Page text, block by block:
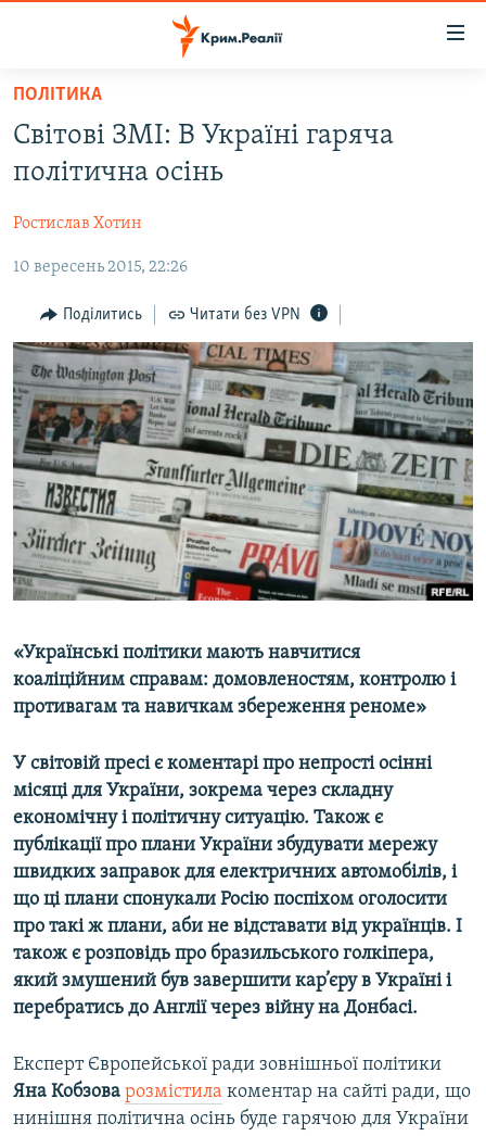
Перейти
основного
матеріалу
до
навігації
Перейти
пошуку
ПОЛІТИКА
БЛОГИ
ПОГЛЯД
ІНТЕРВ'Ю
ВСЕ ЗА ДЕНЬ
СПЕЦПРОЕКТИ
ДЕПОРТАЦІЯ
ВІДЕОУРОКИ «ELIFBE»
СВІДЧЕННЯ ОКУПАЦІЇ
УКРАЇНСЬКА ПРОБЛЕМА КРИМУ
ЯК ОБІЙТИ БЛОКУВАННЯ
Русский
Qırımtatar
ПОЛІТИКА
Світові ЗМІ: В Україні гаряча
політична осінь
Ростислав Хотин
10 вересень 2015, 22:26
Поділитись Читати без VPN
«Українські політики мають навчитися
коаліційним справам: домовленостям, контролю і
противагам та навичкам збереження реноме»
У світовій пресі є коментарі про непрості осінні
місяці для України, зокрема через складну
економічну і політичну ситуацію. Також є
публікації про плани України збудувати мережу
швидких заправок для електричних автомобілів, і
що ці плани спонукали Росію поспіхом оголосити
про такі ж плани, аби не відставати від українців. І
також є розповідь про бразильського голкіпера,
який змушений був завершити кар’єру в Україні і
перебратись до Англії через війну на Донбасі.
Експерт Європейської ради зовнішньої політики
Яна Кобзова розмістила коментар на сайті ради, що
нинішня політична осінь буде гарячою для України